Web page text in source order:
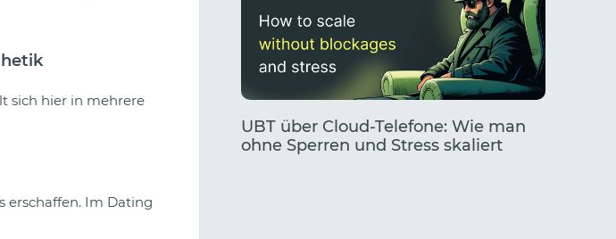
sich hier in mehrere
erschaffen. Im Dating
UBT über Cloud-Telefone: Wie man
ohne Sperren und Stress skaliert